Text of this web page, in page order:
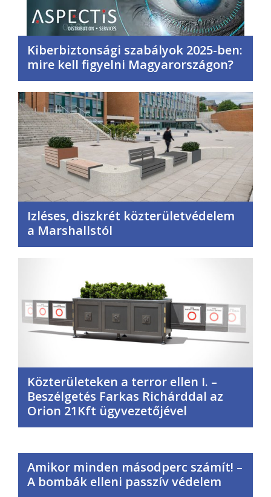
Kiberbiztonsági szabályok 2025-ben:
mire kell figyelni Magyarországon?
Izléses, diszkrét közterületvédelem
a Marshallstól
Közterületeken a terror ellen I. –
Beszélgetés Farkas Richárddal az
Orion 21Kft ügyvezetőjével
Amikor minden másodperc számít! –
A bombák elleni passzív védelem